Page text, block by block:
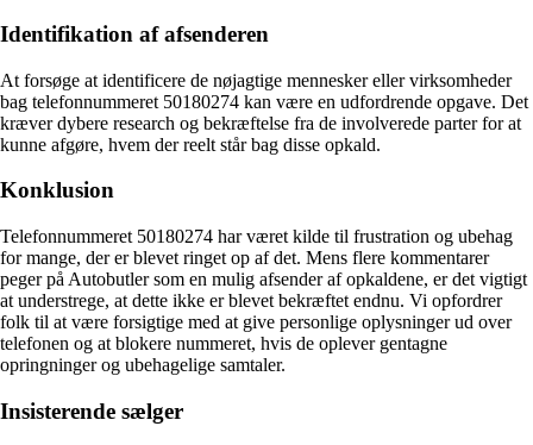
Identifikation af afsenderen
At forsøge at identificere de nøjagtige mennesker eller virksomheder
bag telefonnummeret 50180274 kan være en udfordrende opgave. Det
kræver dybere research og bekræftelse fra de involverede parter for at
kunne afgøre, hvem der reelt står bag disse opkald.
Konklusion
Telefonnummeret 50180274 har været kilde til frustration og ubehag
for mange, der er blevet ringet op af det. Mens flere kommentarer
peger på Autobutler som en mulig afsender af opkaldene, er det vigtigt
at understrege, at dette ikke er blevet bekræftet endnu. Vi opfordrer
folk til at være forsigtige med at give personlige oplysninger ud over
telefonen og at blokere nummeret, hvis de oplever gentagne
opringninger og ubehagelige samtaler.
Insisterende sælger